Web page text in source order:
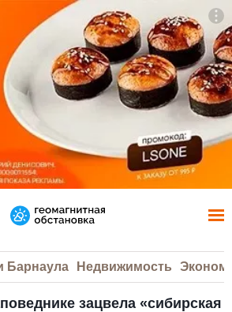
Барнаула Недвижимость
зацвела «сибирская